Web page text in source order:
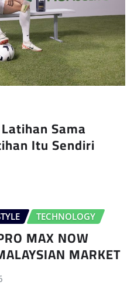
Sama
Itu Sendiri
TECHNOLOGY
MAX NOW
MARKET